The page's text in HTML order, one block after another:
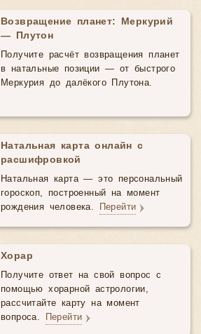
Возвращение планет: Меркурий
— Плутон
Получите расчёт возвращения планет
в натальные позиции — от быстрого
Меркурия до далёкого Плутона.
Натальная карта онлайн с
расшифровкой
Натальная карта — это персональный
гороскоп, построенный на момент
рождения человека.
Перейти
Хорар
Получите ответ на свой вопрос с
помощью хорарной астрологии,
рассчитайте карту на момент
вопроса.
Перейти